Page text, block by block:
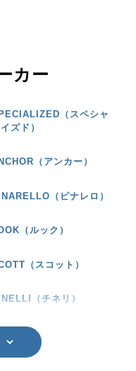
カー
（スペシャ
ズド）
（アンカー）
（ピナレロ）
（ルック）
（スコット）
（チネリ）